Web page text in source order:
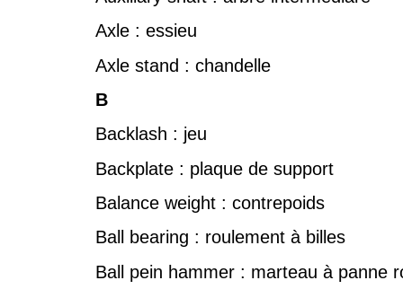
Axle : essieu
Axle stand : chandelle
B
Backlash : jeu
Backplate : plaque de support
Balance weight : contrepoids
Ball bearing : roulement à billes
Ball pein hammer : marteau à panne